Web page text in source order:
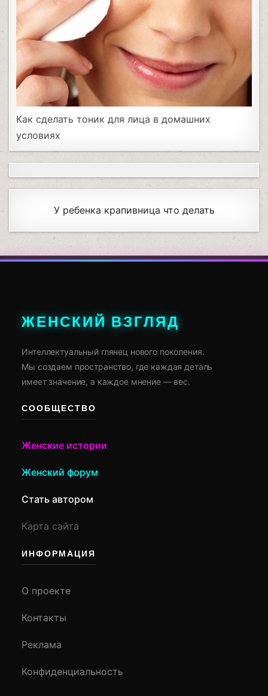
Как сделать тоник для лица в домашних
условиях
У ребенка крапивница что делать
ЖЕНСКИЙ ВЗГЛЯД
Интеллектуальный глянец нового поколения.
Мы создаем пространство, где каждая деталь
имеет значение, а каждое мнение — вес.
СООБЩЕСТВО
Женские истории
Женский форум
Стать автором
Карта сайта
ИНФОРМАЦИЯ
О проекте
Контакты
Реклама
Конфиденциальность